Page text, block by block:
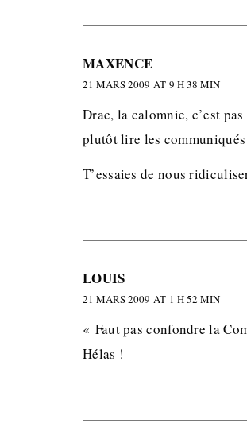
MAXENCE
21 MARS 2009 AT 9 H 38 MIN
Drac, la calomnie, c’est
plutôt lire les communiqués
T’essaies de nous
LOUIS
21 MARS 2009 AT 1 H 52 MIN
« Faut pas confondre la
Hélas !